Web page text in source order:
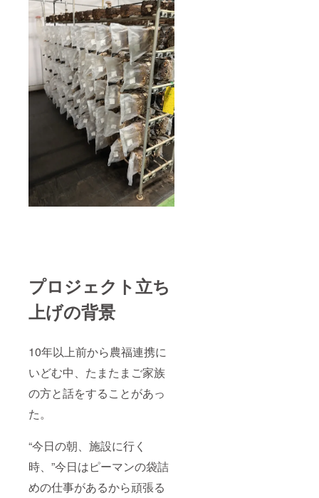
プロジェクト立ち
上げの背景
10年以上前から農福連携に
いどむ中、たまたまご家族
の方と話をすることがあっ
た。
“今日の朝、施設に行く
時、”今日はピーマンの袋詰
めの仕事があるから頑張る